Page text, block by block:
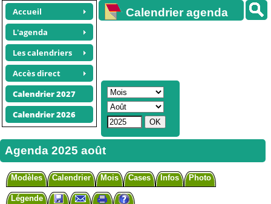
Accueil
L'agenda
Les calendriers
Accès direct
Calendrier 2027
Calendrier 2026
Calendrier agenda
Agenda 2025 août
Modèles Calendrier Mois Cases Infos Photo
Légende